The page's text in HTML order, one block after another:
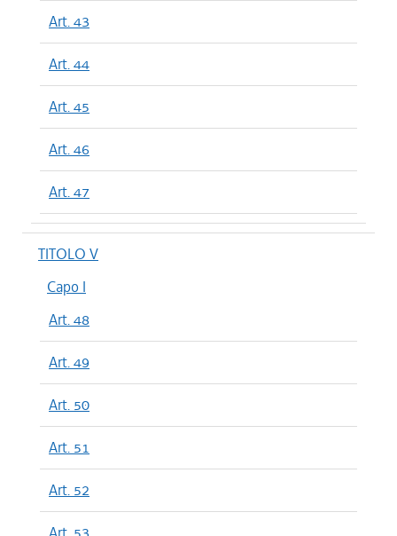
Art. 43
Art. 44
Art. 45
Art. 46
Art. 47
TITOLO V
Capo I
Art. 48
Art. 49
Art. 50
Art. 51
Art. 52